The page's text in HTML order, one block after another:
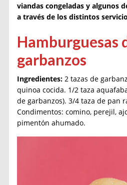
viandas congeladas y algunos
a través de los distintos
Hamburguesas
garbanzos
Ingredientes: 2 tazas de
quinoa cocida. 1/2 taza
de garbanzos). 3/4 taza de pan
Condimentos: comino, perejil,
pimentón ahumado.